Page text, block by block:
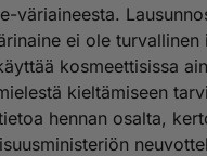
väriaineesta.
ei ole turvallinen
kosmeettisissa
kieltämiseen
hennan osalta,